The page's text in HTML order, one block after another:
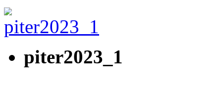
piter2023_1